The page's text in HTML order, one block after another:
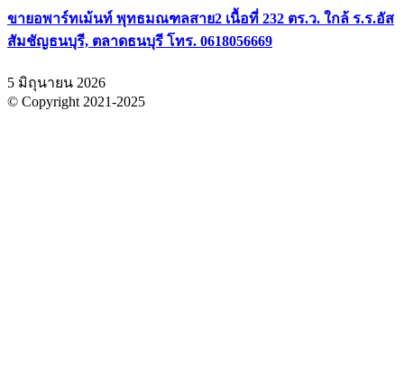
ขายอพาร์ทเม้นท์ พุทธมณฑลสาย2 เนื้อที่ 232 ตร.ว. ใกล้ ร.ร.อัส
สัมชัญธนบุรี, ตลาดธนบุรี โทร. 0618056669
5 มิถุนายน 2026
© Copyright 2021-2025